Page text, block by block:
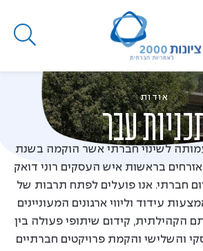
אודות
עבר
הינה עמותה לשינוי חברתי אשר הוקמה בשנת
אזרחים בראשות איש העסקים רוני דואק
חברתי. אנו פועלים לפתח תרבות של
עידוד וליווי ארגונים המעוניינים
הקהילתית, קידום שיתופי פעולה בין
והשלישי והקמת פרויקטים חברתיים